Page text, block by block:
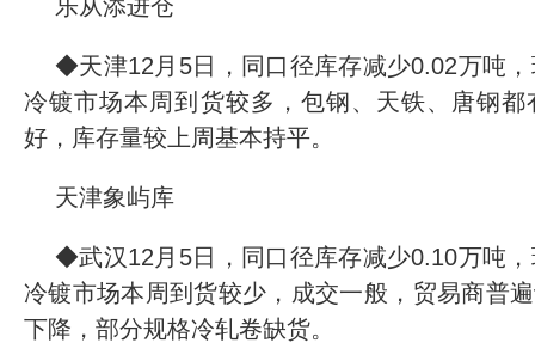
乐从添进仓
◆天津12月5日，同口径库存减少0.02万吨
冷镀市场本周到货较多，包钢、天铁、唐钢
好，库存量较上周基本持平。
天津象屿库
◆武汉12月5日，同口径库存减少0.10万吨
冷镀市场本周到货较少，成交一般，贸易商普
下降，部分规格冷轧卷缺货。